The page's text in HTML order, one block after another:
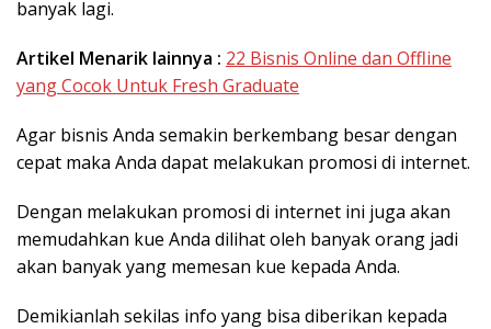
banyak lagi.
Artikel Menarik lainnya : 22 Bisnis Online dan Offline
yang Cocok Untuk Fresh Graduate
Agar bisnis Anda semakin berkembang besar dengan
cepat maka Anda dapat melakukan promosi di internet.
Dengan melakukan promosi di internet ini juga akan
memudahkan kue Anda dilihat oleh banyak orang jadi
akan banyak yang memesan kue kepada Anda.
Demikianlah sekilas info yang bisa diberikan kepada